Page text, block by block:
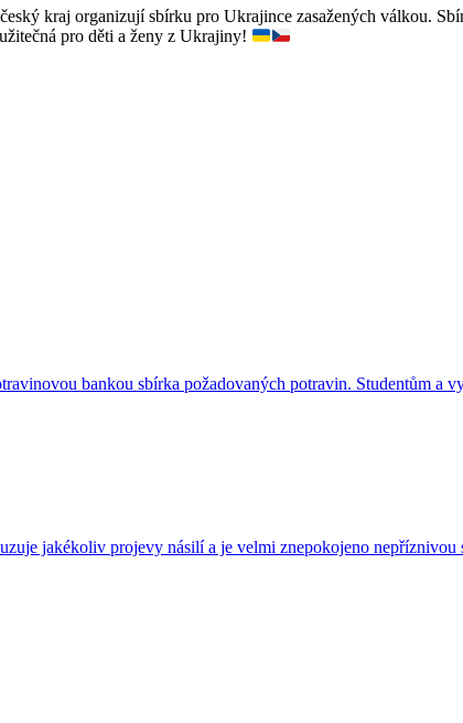
kraj organizují sbírku pro Ukrajince zasažených válkou.
pro děti a ženy z Ukrajiny!
bankou sbírka požadovaných potravin. Studentům a
jakékoliv projevy násilí a je velmi znepokojeno nepříznivou